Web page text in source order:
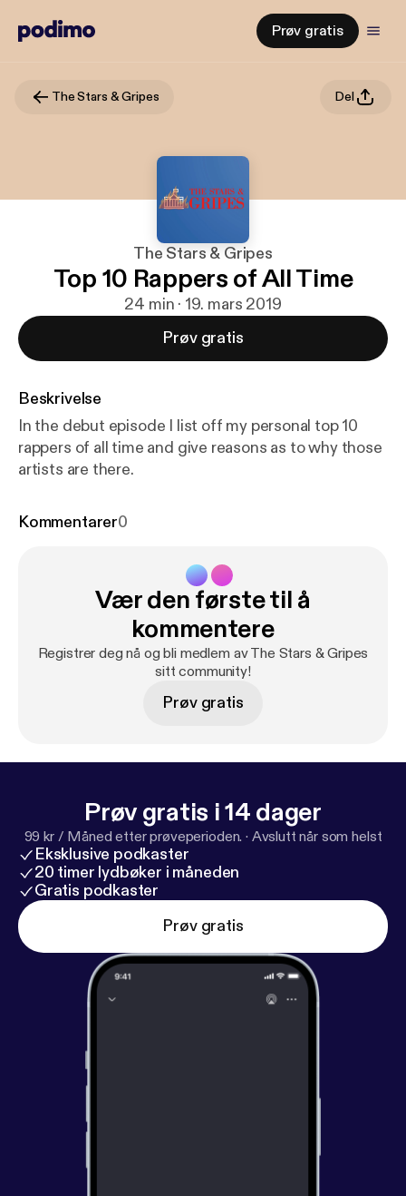
Prøv gratis
The Stars & Gripes Del
The Stars & Gripes
Top 10 Rappers of All Time
24 min · 19. mars 2019
Prøv gratis
Beskrivelse
In the debut episode I list off my personal top 10
rappers of all time and give reasons as to why those
artists are there.
Kommentarer0
Vær den første til å
kommentere
Registrer deg nå og bli medlem av The Stars & Gripes
sitt community!
Prøv gratis
Prøv gratis i 14 dager
99 kr / Måned etter prøveperioden. · Avslutt når som helst
Eksklusive podkaster
20 timer lydbøker i måneden
Gratis podkaster
Prøv gratis